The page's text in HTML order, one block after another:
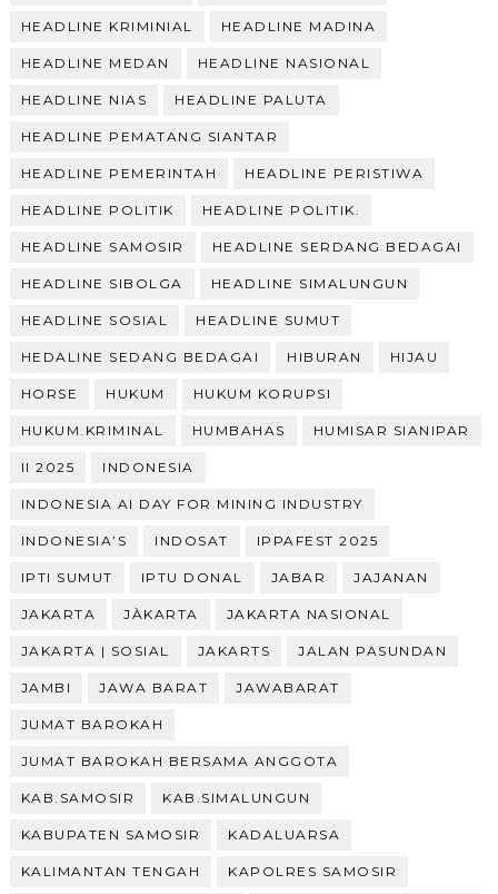
HEADLINE KRIMINIAL HEADLINE MADINA
HEADLINE MEDAN HEADLINE NASIONAL
HEADLINE NIAS HEADLINE PALUTA
HEADLINE PEMATANG SIANTAR
HEADLINE PEMERINTAH HEADLINE PERISTIWA
HEADLINE POLITIK HEADLINE POLITIK.
HEADLINE SAMOSIR HEADLINE SERDANG BEDAGAI
HEADLINE SIBOLGA HEADLINE SIMALUNGUN
HEADLINE SOSIAL HEADLINE SUMUT
HEDALINE SEDANG BEDAGAI HIBURAN HIJAU
HORSE HUKUM HUKUM KORUPSI
HUKUM.KRIMINAL HUMBAHAS HUMISAR SIANIPAR
II 2025 INDONESIA
INDONESIA AI DAY FOR MINING INDUSTRY
INDONESIA’S INDOSAT IPPAFEST 2025
IPTI SUMUT IPTU DONAL JABAR JAJANAN
JAKARTA JÀKARTA JAKARTA NASIONAL
JAKARTA | SOSIAL JAKARTS JALAN PASUNDAN
JAMBI JAWA BARAT JAWABARAT
JUMAT BAROKAH
JUMAT BAROKAH BERSAMA ANGGOTA
KAB.SAMOSIR KAB.SIMALUNGUN
KABUPATEN SAMOSIR KADALUARSA
KALIMANTAN TENGAH KAPOLRES SAMOSIR